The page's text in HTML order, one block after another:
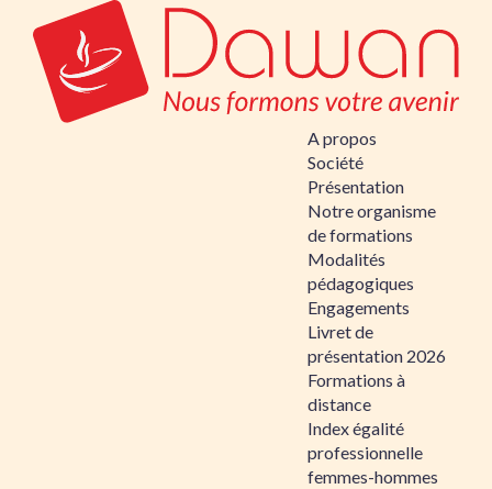
A propos
Société
Présentation
Notre organisme
de formations
Modalités
pédagogiques
Engagements
Livret de
présentation 2026
Formations à
distance
Index égalité
professionnelle
femmes-hommes